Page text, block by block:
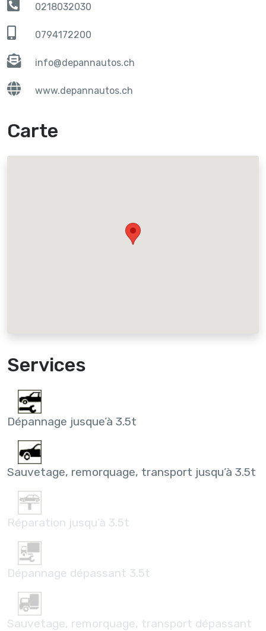
0218032030
0794172200
info@depannautos.ch
www.depannautos.ch
Carte
Services
Dépannage jusque’à 3.5t
Sauvetage, remorquage, transport jusqu’à 3.5t
Réparation jusqu’à 3.5t
Dépannage dépassant 3.5t
Sauvetage, remorquage, transport dépassant